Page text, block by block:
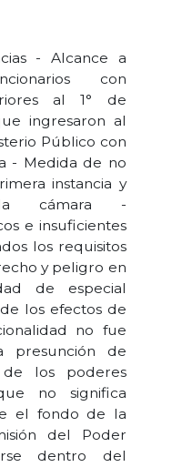
- Alcance a
con
al 1° de
ingresaron al
Público con
- Medida de no
instancia y
cámara -
e insuficientes
los requisitos
y peligro en
de especial
los efectos de
no fue
presunción de
los poderes
no significa
el fondo de la
del Poder
dentro del